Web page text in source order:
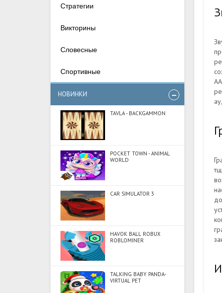
Стратегии
Викторины
Словесные
Спортивные
НОВИНКИ
TAVLA - BACKGAMMON
POCKET TOWN - ANIMAL
WORLD
CAR SIMULATOR 3
HAVOK BALL ROBUX
ROBLOMINER
TALKING BABY PANDA-
VIRTUAL PET